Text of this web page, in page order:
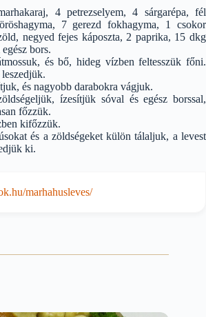
4 petrezselyem, 4 sárgarépa, fél
7 gerezd fokhagyma, 1 csokor
negyed fejes káposzta, 2 paprika, 15 dkg
bors.
és bő, hideg vízben feltesszük főni.
és nagyobb darabokra vágjuk.
ízesítjük sóval és egész borssal,
főzzük.
kifőzzük.
és a zöldségeket külön tálaljuk, a levest
ki.
marhahusleves/